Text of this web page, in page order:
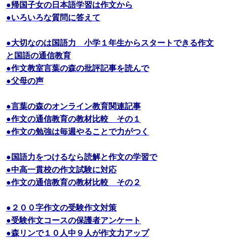
●帰国子女の日本語学習は作文から
●いろいろな質問に答えて
●大切なのは国語力 小学１年生からスタートできる作文
と国語の通信教育
●作文教室言葉の森の批評記事を読んで
●父母の声
●言葉の森のオンライン教育関連記事
●作文の通信教育の教材比較 その１
●作文の勉強は毎週やることで力がつく
●国語力をつけるなら読解と作文の学習で
●中高一貫校の作文試験に対応
●作文の通信教育の教材比較 その２
●２００字作文の受験作文対策
●受験作文コースの保護者アンケート
●森リンで１０人中９人が作文力アップ